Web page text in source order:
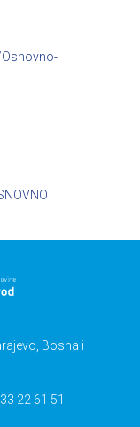
Bosna i
22 61 51